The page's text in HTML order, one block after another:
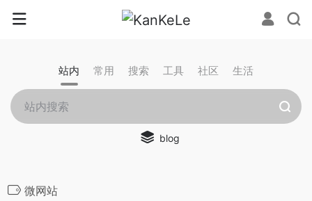
站内 常用 搜索 工具 社区 生活
blog
微网站